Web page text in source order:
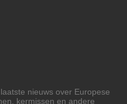
nieuws over Europese
kermissen en andere